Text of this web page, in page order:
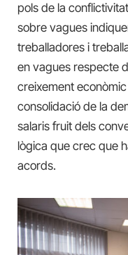
pols de la
sobre vagues
treballadores i
en vagues respecte
creixement
consolidació de la
salaris fruit dels
lògica que crec que
acords.